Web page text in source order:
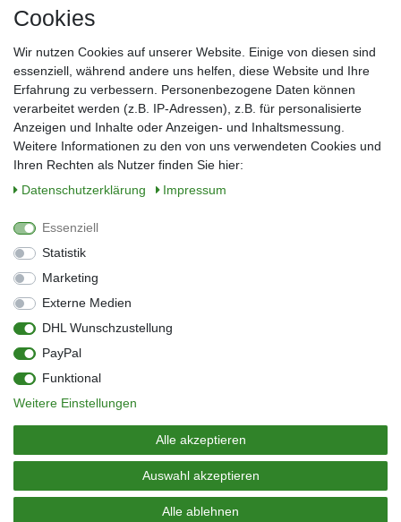
Nachname*
E-Mail*
Sie können den Newsletter jederzeit kostenlos abbestellen.
** gilt für Lieferungen innerhalb Deutschlands, Lieferzeiten für andere Länder
Widerrufs­recht
Kontakt
Barrierefreiheitserklärung
Zahlung & Versand
Vertrag widerrufen
© Copyright 2026 | Alle Rechte vorbehalten.
Cookies
Wir nutzen Cookies auf unserer Website. Einige von diesen sind
essenziell, während andere uns helfen, diese Website und Ihre
Erfahrung zu verbessern. Personenbezogene Daten können
verarbeitet werden (z.B. IP-Adressen), z.B. für personalisierte
Anzeigen und Inhalte oder Anzeigen- und Inhaltsmessung.
Weitere Informationen zu den von uns verwendeten Cookies und
Ihren Rechten als Nutzer finden Sie hier:
Daten­schutz­erklärung
Impressum
Essenziell
Statistik
Marketing
Externe Medien
DHL Wunschzustellung
PayPal
Funktional
Weitere Einstellungen
Alle akzeptieren
Auswahl akzeptieren
Alle ablehnen